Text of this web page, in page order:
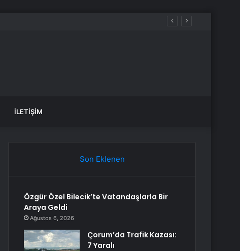
İLETIŞIM
Son Eklenen
Özgür Özel Bilecik’te Vatandaşlarla Bir
Araya Geldi
Ağustos 6, 2026
Çorum’da Trafik Kazası:
7 Yaralı